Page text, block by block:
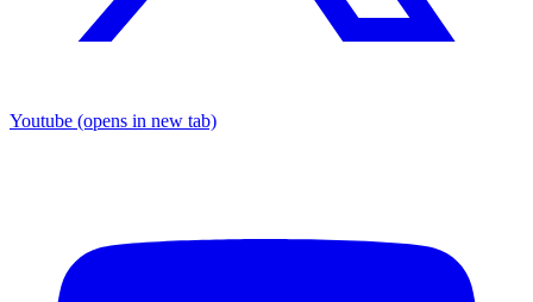
Youtube (opens in new tab)